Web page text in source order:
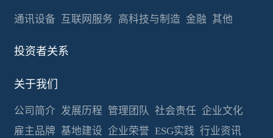
通讯设备 互联网服务 高科技与制造 金融 其他
投资者关系
关于我们
公司简介 发展历程 管理团队 社会责任 企业文化
雇主品牌 基地建设 企业荣誉 ESG实践 行业资讯